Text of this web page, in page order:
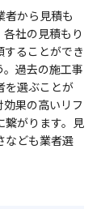
者から見積も
社の見積もり
ることができ
過去の施工事
を選ぶことが
果の高いリフ
繋がります。見
なども業者選